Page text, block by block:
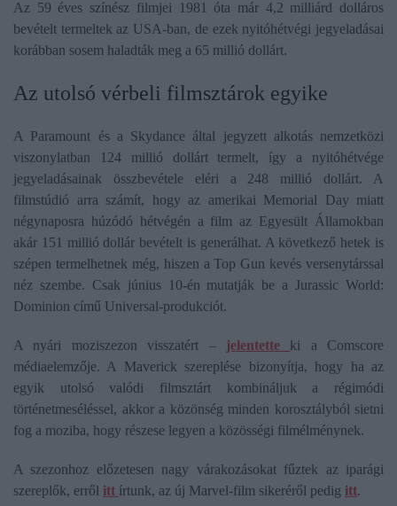
Az 59 éves színész filmjei 1981 óta már 4,2 milliárd dolláros
bevételt termeltek az USA-ban, de ezek nyitóhétvégi jegyeladásai
korábban sosem haladták meg a 65 millió dollárt.
Az utolsó vérbeli filmsztárok egyike
A Paramount és a Skydance által jegyzett alkotás nemzetközi
viszonylatban 124 millió dollárt termelt, így a nyitóhétvége
jegyeladásainak összbevétele eléri a 248 millió dollárt. A
filmstúdió arra számít, hogy az amerikai Memorial Day miatt
négynaposra húzódó hétvégén a film az Egyesült Államokban
akár 151 millió dollár bevételt is generálhat. A következő hetek is
szépen termelhetnek még, hiszen a Top Gun kevés versenytárssal
néz szembe. Csak június 10-én mutatják be a Jurassic World:
Dominion című Universal-produkciót.
A nyári moziszezon visszatért – jelentette ki a Comscore
médiaelemzője. A Maverick szereplése bizonyítja, hogy ha az
egyik utolsó valódi filmsztárt kombináljuk a régimódi
történetmeséléssel, akkor a közönség minden korosztályból sietni
fog a moziba, hogy részese legyen a közösségi filmélménynek.
A szezonhoz előzetesen nagy várakozásokat fűztek az iparági
szereplők, erről itt írtunk, az új Marvel-film sikeréről pedig itt.